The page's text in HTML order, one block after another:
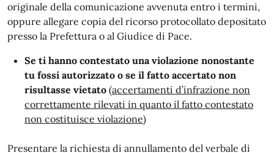
originale della comunicazione avvenuta entro i termini,
oppure allegare copia del ricorso protocollato depositato
presso la Prefettura o al Giudice di Pace.
Se ti hanno contestato una violazione nonostante
tu fossi autorizzato o se il fatto accertato non
risultasse vietato (accertamenti d’infrazione non
correttamente rilevati in quanto il fatto contestato
non costituisce violazione)
Presentare la richiesta di annullamento del verbale di